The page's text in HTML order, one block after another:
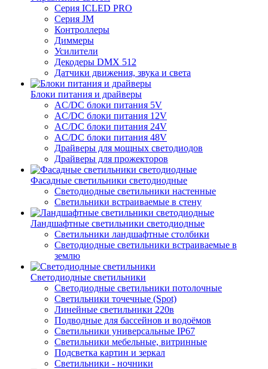
Серия ICLED PRO
Серия JM
Контроллеры
Диммеры
Усилители
Декодеры DMX 512
Датчики движения, звука и света
Блоки питания и драйверы
AC/DC блоки питания 5V
AC/DC блоки питания 12V
AC/DC блоки питания 24V
AC/DC блоки питания 48V
Драйверы для мощных светодиодов
Драйверы для прожекторов
Фасадные светильники светодиодные
Светодиодные светильники настенные
Светильники встраиваемые в стену
Ландшафтные светильники светодиодные
Светильники ландшафтные столбики
Светодиодные светильники встраиваемые в
землю
Светодиодные светильники
Светодиодные светильники потолочные
Светильники точечные (Spot)
Линейные светильники 220в
Подводные для бассейнов и водоёмов
Светильники универсальные IP67
Светильники мебельные, витринные
Подсветка картин и зеркал
Светильники - ночники